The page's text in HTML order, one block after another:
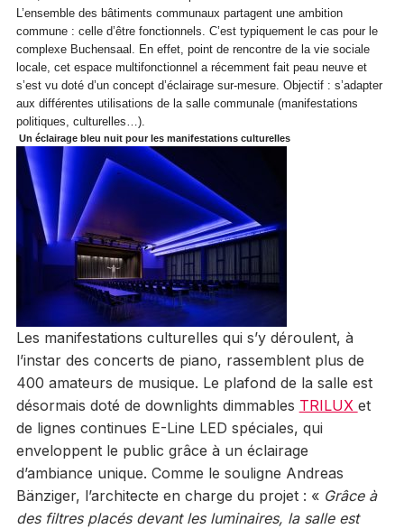
L’ensemble des bâtiments communaux partagent une ambition
commune : celle d’être fonctionnels. C’est typiquement le cas pour le
complexe Buchensaal. En effet, point de rencontre de la vie sociale
locale, cet espace multifonctionnel a récemment fait peau neuve et
s’est vu doté d’un concept d’éclairage sur-mesure. Objectif : s’adapter
aux différentes utilisations de la salle communale (manifestations
politiques, culturelles…).
Un éclairage bleu nuit pour les manifestations culturelles
Les manifestations culturelles qui s’y déroulent, à
l’instar des concerts de piano, rassemblent plus de
400 amateurs de musique. Le plafond de la salle est
désormais doté de downlights dimmables TRILUX et
de lignes continues E-Line LED spéciales, qui
enveloppent le public grâce à un éclairage
d’ambiance unique. Comme le souligne Andreas
Bänziger, l’architecte en charge du projet : « Grâce à
des filtres placés devant les luminaires, la salle est